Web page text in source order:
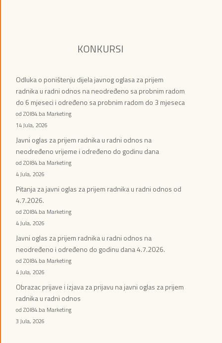
KONKURSI
Odluka o poništenju dijela javnog oglasa za prijem
radnika u radni odnos na neodređeno sa probnim radom
do 6 mjeseci i određeno sa probnim radom do 3 mjeseca
od ZOI84.ba Marketing
14 Jula, 2026
Javni oglas za prijem radnika u radni odnos na
neodređeno vrijeme i određeno do godinu dana
od ZOI84.ba Marketing
4 Jula, 2026
Pitanja za javni oglas za prijem radnika u radni odnos od
4.7.2026.
od ZOI84.ba Marketing
4 Jula, 2026
Javni oglas za prijem radnika u radni odnos na
neodređeno i određeno do godinu dana 4.7.2026.
od ZOI84.ba Marketing
4 Jula, 2026
Obrazac prijave i izjava za prijavu na javni oglas za prijem
radnika u radni odnos
od ZOI84.ba Marketing
3 Jula, 2026